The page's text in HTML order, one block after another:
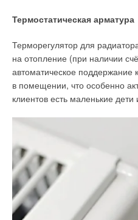
Термостатическая арматура
Терморегулятор для
на отопление (при наличии
автоматическое
в помещении, что особенно
клиентов есть маленькие
тепловых сетей. На
подтверждённых и
патентами.